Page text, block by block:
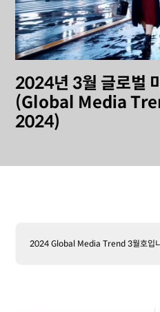
2024년 3월 글로벌
(Global Media
2024)
2024 Global Media Trend 3월호입